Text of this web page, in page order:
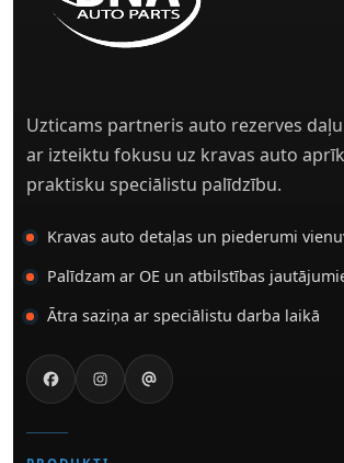
Uzticams partneris auto rezerves
ar izteiktu fokusu uz kravas auto
praktisku speciālistu palīdzību.
Kravas auto detaļas un piederumi
Palīdzam ar OE un atbilstības
Ātra saziņa ar speciālistu darba laikā